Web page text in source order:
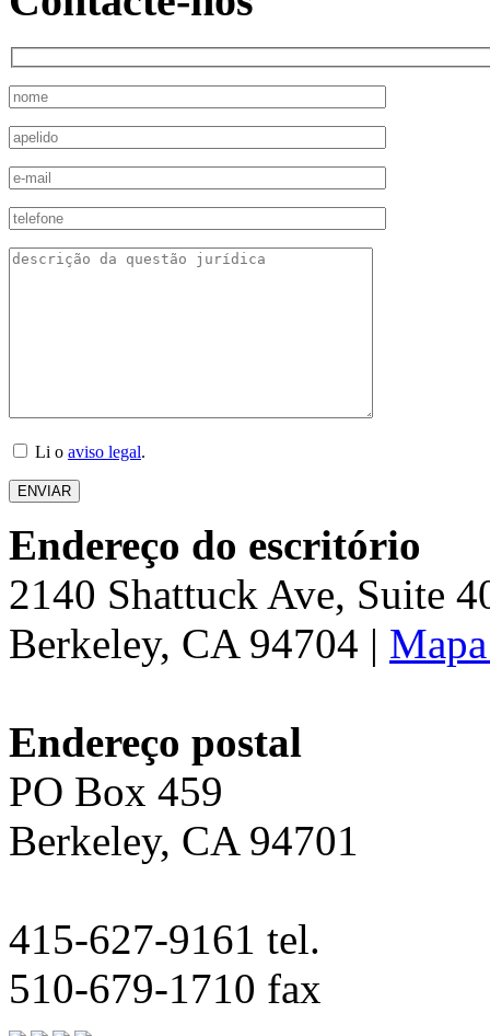
Li o aviso legal.
Endereço do escritório
2140 Shattuck Ave, Suite
Berkeley, CA 94704 |
Endereço postal
PO Box 459
Berkeley, CA 94701
415-627-9161 tel.
510-679-1710 fax